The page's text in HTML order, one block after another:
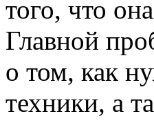
того, что
Главной
о том, как
техники, а